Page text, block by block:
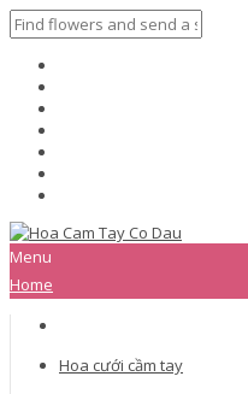
Menu
Home
Hoa cưới cầm tay